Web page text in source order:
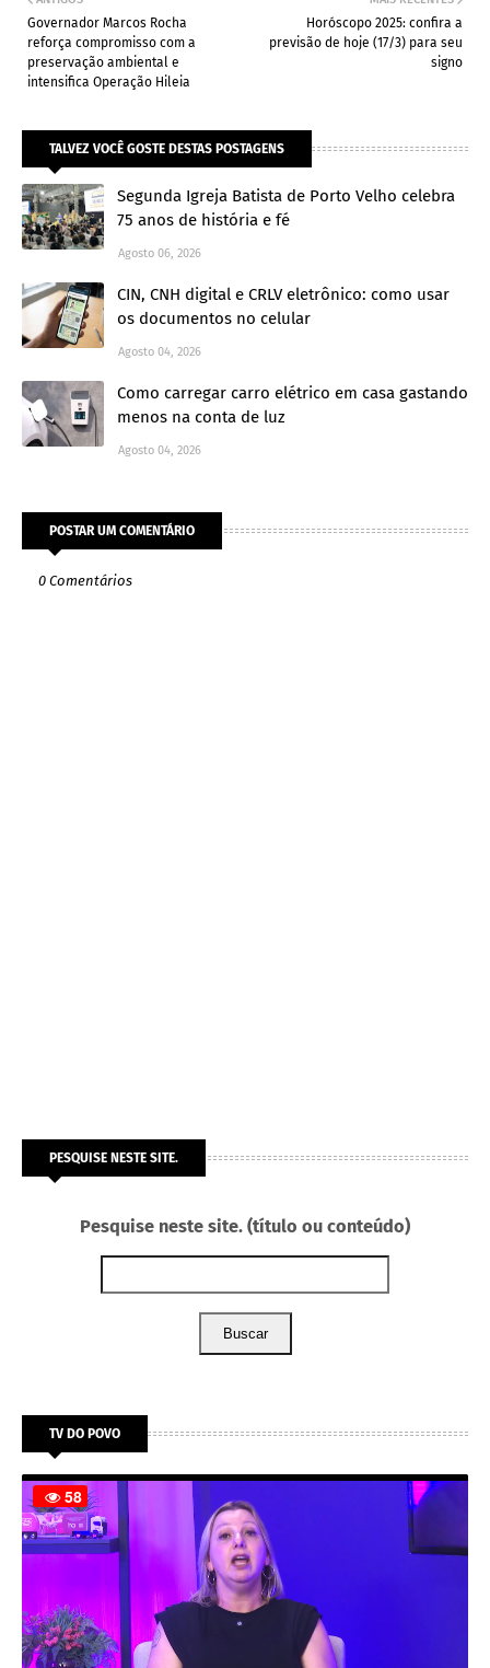
Horóscopo 2025: confira a
previsão de hoje (17/3) para seu
signo
Governador Marcos Rocha
reforça compromisso com a
preservação ambiental e
intensifica Operação Hileia
TALVEZ VOCÊ GOSTE DESTAS POSTAGENS
Segunda Igreja Batista de Porto Velho celebra
75 anos de história e fé
Agosto 06, 2026
CIN, CNH digital e CRLV eletrônico: como usar
os documentos no celular
Agosto 04, 2026
Como carregar carro elétrico em casa gastando
menos na conta de luz
Agosto 04, 2026
POSTAR UM COMENTÁRIO
0 Comentários
PESQUISE NESTE SITE.
Pesquise neste site. (título ou conteúdo)
Buscar
TV DO POVO